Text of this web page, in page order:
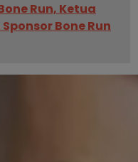
Run, Ketua
Bone Run